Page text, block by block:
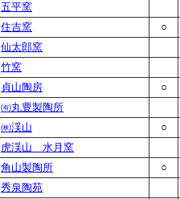
五平窯
住吉窯
○
仙太郎窯
竹窯
貞山陶房
○
㈲丸豊製陶所
㈱渓山
○
虎渓山 水月窯
角山製陶所
○
秀泉陶苑